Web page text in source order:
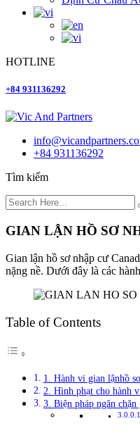
HOTLINE
+84 931136292
+84 931136292
Tìm kiếm
GIAN LẬN HỒ SƠ
Gian lận hồ sơ nhập cư
nặng nề. Dưới đây là các
Table of Contents
1. Hành vi gian lậnhồ
2. Hình phạt cho hành
3. Biện pháp ngăn